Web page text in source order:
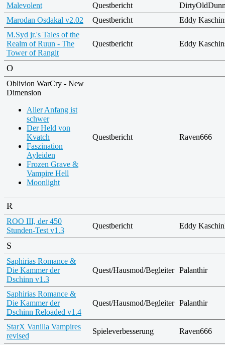
Malevolent Questbericht
Marodan Osdakal v2.02
Questbericht
Eddy
M.Syd jr.'s Tales of the
Realm of Ruun - The
Tower of Rangit
Questbericht Eddy
O
Oblivion WarCry - New
Dimension
Aller Anfang ist
schwer
Der Held von
Kvatch
Faszination
Ayleiden
Frozen Grave &
Vampire Hell
Moonlight
Questbericht Raven666
R
ROO III, der 450
Stunden-Test v1.3
Questbericht Eddy
S
Saphirias Romance &
Die Kammer der
Dschinn v1.3
Quest/Hausmod/Begleiter Palanthir
Saphirias Romance &
Die Kammer der
Dschinn Reloaded v1.4
Quest/Hausmod/Begleiter Palanthir
StarX Vanilla Vampires
revised
Spieleverbesserung Raven666